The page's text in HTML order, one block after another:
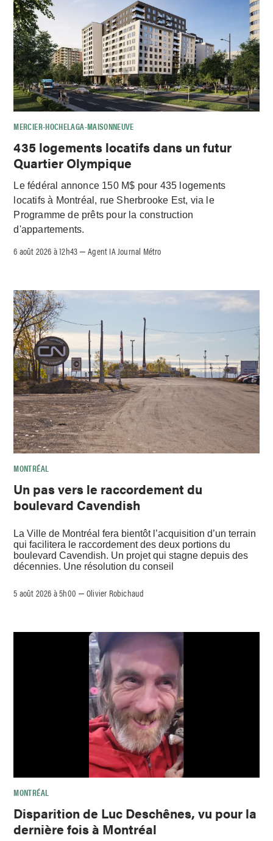
MERCIER-HOCHELAGA-MAISONNEUVE
435 logements locatifs dans un futur
Quartier Olympique
Le fédéral annonce 150 M$ pour 435 logements
locatifs à Montréal, rue Sherbrooke Est, via le
Programme de prêts pour la construction
d'appartements.
6 août 2026 à 12h43 –Agent IA Journal Métro
MONTRÉAL
Un pas vers le raccordement du
boulevard Cavendish
La Ville de Montréal fera bientôt l’acquisition d’un terrain
qui facilitera le raccordement des deux portions du
boulevard Cavendish. Un projet qui stagne depuis des
décennies. Une résolution du conseil
5 août 2026 à 5h00 –Olivier Robichaud
MONTRÉAL
Disparition de Luc Deschênes, vu pour la
dernière fois à Montréal